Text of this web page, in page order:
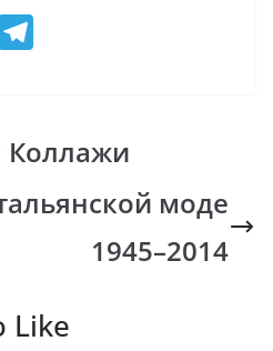
gr
a
m
Коллажи
моде
1945–2014
Like